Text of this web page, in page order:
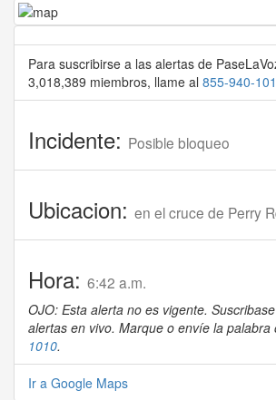
Para suscribirse a las alertas de
3,018,389 miembros, llame al 855-940-
Incidente: Posible bloqueo
Ubicacion: en el cruce de Perry
Hora: 6:42 a.m.
OJO: Esta alerta no es vigente.
alertas en vivo. Marque o envíe la palabra
1010.
Ir a Google Maps